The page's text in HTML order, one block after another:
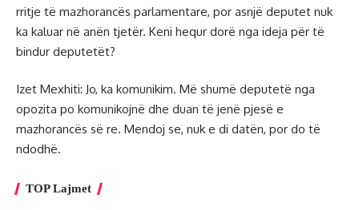
rritje të mazhorancës parlamentare, por asnjë deputet nuk
ka kaluar në anën tjetër. Keni hequr dorë nga ideja për të
bindur deputetët?
Izet Mexhiti: Jo, ka komunikim. Më shumë deputetë nga
opozita po komunikojnë dhe duan të jenë pjesë e
mazhorancës së re. Mendoj se, nuk e di datën, por do të
ndodhë.
TOP Lajmet